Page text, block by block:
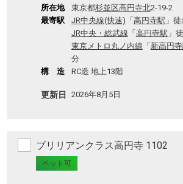
所在地 東京都杉並区高円寺北2-19-2
最寄駅
JR中央線(快速) 「 高円寺駅 」
JR中央・総武線 「 高円寺駅 」
東京メトロ丸ノ内線 「 新高円
分
構 造
RC造 地上13階
更新日 2026年8月5日
ブリリアンクラス高円寺 1102
ペット可